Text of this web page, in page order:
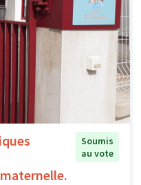
Soumis
au vote